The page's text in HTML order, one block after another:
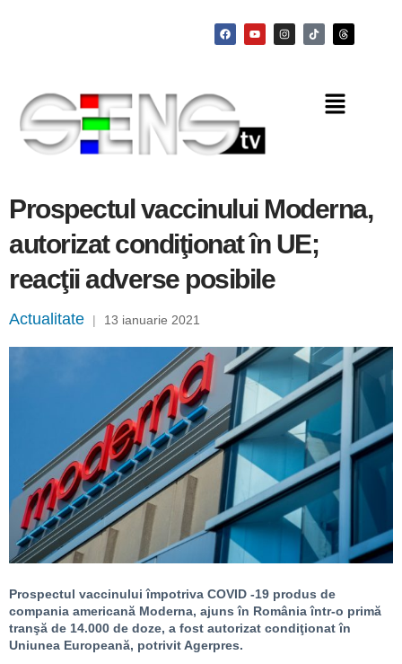
Prospectul vaccinului Moderna,
autorizat condiţionat în UE;
reacţii adverse posibile
Actualitate | 13 ianuarie 2021
Prospectul vaccinului împotriva COVID -19 produs de
compania americană Moderna, ajuns în România într-o primă
tranşă de 14.000 de doze, a fost autorizat condiţionat în
Uniunea Europeană, potrivit Agerpres.